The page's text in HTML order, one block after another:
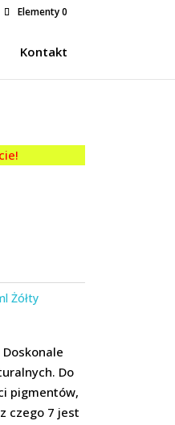
Elementy 0
Kontakt
Żółty
Do
pigmentów,
czego 7 jest